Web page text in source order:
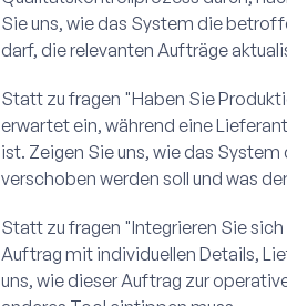
Sie uns, wie das System die
darf, die relevanten Aufträge
Statt zu fragen "Haben Sie
erwartet ein, während eine
ist. Zeigen Sie uns, wie das
verschoben werden soll und was
Statt zu fragen "Integrieren Sie
Auftrag mit individuellen Details,
uns, wie dieser Auftrag zur